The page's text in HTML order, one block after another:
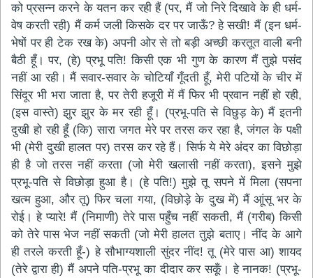
को प्रसन्न करने के यतन कर रही हैं (पर, मैं जो निरे दिखावे के ही धर्म-
वेष करती रही) मैं कर्म जली किसके दर पर जाऊँ? हे सखी! मैं (इन धर्म-
भेषों पर ही टेक रख के) अपनी ओर से तो बड़ी अच्छी करतूत वाली बनी
बैठी हूँ। पर, (हे) प्रभू पति! किसी एक भी गुण के कारण मैं तुझे पसंद
नहीं आ रही। मैं सवार-सवार के चोटियाँ गूँदती हूँ, मेरी पटियों के चीर में
सिंदूर भी भरा जाता है, पर तेरी हजूरी में मैं फिर भी प्रवान नहीं हो रही,
(इस वास्ते) झुर झुर के मर रही हूँ। (प्रभू-पति से विछुड़ के) मैं इतनी
दुखी हो रही हूँ (कि) सारा जगत मेरे पर तरस कर रहा है, जंगल के पक्षी
भी (मेरी दुखी हालत पर) तरस कर रहे हैं। सिर्फ ये मेरे अंदर का विछोड़ा
ही है जो तरस नहीं करता (जो मेरी खलासी नहीं करता), इसने मुझे
प्रभू-पति से विछोड़ा हुआ है। (हे पति!) मुझे तू सपने में मिला (सपना
खत्म हुआ, और तू) फिर चला गया, (विछोड़े के दुख में) मैं आूंसू भर के
रोई। हे प्यारे! मैं (निमाणी) तेरे पास पहुँच नहीं सकती, मैं (गरीब) किसी
को तेरे पास भेज नहीं सकती (जो मेरी हालत तुझे बताए। नींद के आगे
ही तरले करती हूँ-) हे सौभाग्यशाली सुंदर नींद! तू (मेरे पास आ) शायद
(तेरे द्वारा ही) मैं अपने पति-प्रभू का दीदार कर सकूँ। हे नानक! (प्रभू-